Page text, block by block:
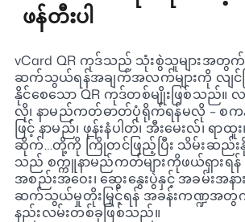
ဖန်တီးပါ
vCard QR ကုဒ်သည် သုံးစွဲသူများအတွက်
ဆက်သွယ်ရန်အချက်အလက်များကို လျင်မ
နိုင်စေသော QR ကုဒ်တစ်မျိုးဖြစ်သည်။
လို၊ နာမည်ကတ်ဓာတ်ပုံရိုက်ရန်မလို – စကန်
ဖြင့် နာမည်၊ ဖုန်းနံပါတ်၊ အီးမေးလ်၊ ရာ
ဆိုက်…တို့ကို ကြိုတင်ဖြည့်ပြီး သိမ်းဆည်း
သည် စက္ကူနာမည်ကတ်များကိုဖယ်ရှား
အစည်းအဝေး၊ ဆွေးနွေးပွဲနှင့် အခမ်းအနာ
ဆက်သွယ်မှုတိုးမြှင့်ရန် အခန်းကဏ္ဍအတွ
နည်းလမ်းတစ်ခုဖြစ်သည်။